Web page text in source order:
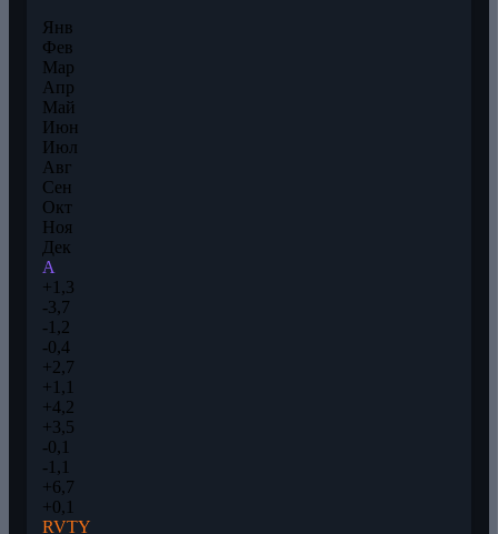
Янв
Фев
Мар
Апр
Май
Июн
Июл
Авг
Сен
Окт
Ноя
Дек
A
+1,3
-3,7
-1,2
-0,4
+2,7
+1,1
+4,2
+3,5
-0,1
-1,1
+6,7
+0,1
RVTY